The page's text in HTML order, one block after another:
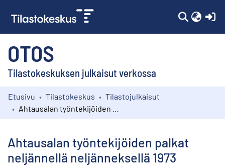
OTOS
Tilastokeskuksen julkaisut verkossa
Kokoelmat
Etusivu Tilastokeskus
Tilastojulkaisut
Ahtausalan työntekijöiden palkat
neljännellä neljänneksellä 1973